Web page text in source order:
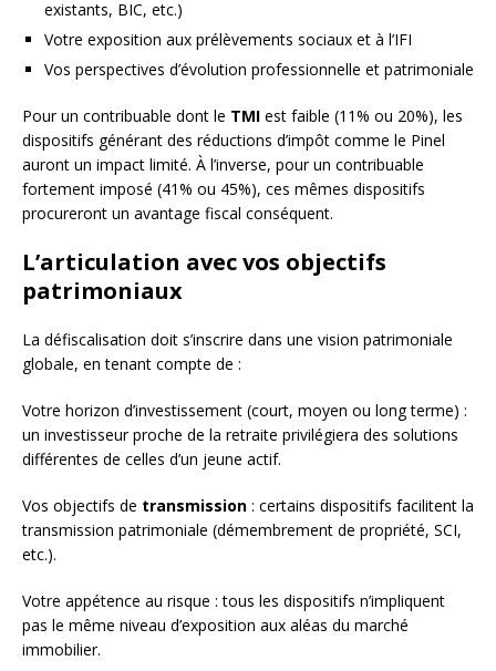
existants, BIC, etc.)
Votre exposition aux prélèvements sociaux et à l’IFI
Vos perspectives d’évolution professionnelle et patrimoniale
Pour un contribuable dont le TMI est faible (11% ou 20%), les
dispositifs générant des réductions d’impôt comme le Pinel
auront un impact limité. À l’inverse, pour un contribuable
fortement imposé (41% ou 45%), ces mêmes dispositifs
procureront un avantage fiscal conséquent.
L’articulation avec vos objectifs
patrimoniaux
La défiscalisation doit s’inscrire dans une vision patrimoniale
globale, en tenant compte de :
Votre horizon d’investissement (court, moyen ou long terme) :
un investisseur proche de la retraite privilégiera des solutions
différentes de celles d’un jeune actif.
Vos objectifs de transmission : certains dispositifs facilitent la
transmission patrimoniale (démembrement de propriété, SCI,
etc.).
Votre appétence au risque : tous les dispositifs n’impliquent
pas le même niveau d’exposition aux aléas du marché
immobilier.